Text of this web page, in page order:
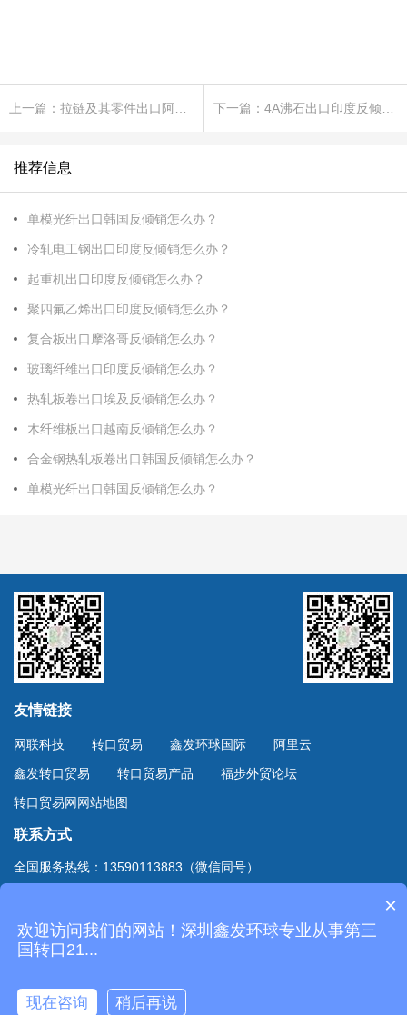
推荐信息
单模光纤出口韩国反倾销怎么办？
冷轧电工钢出口印度反倾销怎么办？
起重机出口印度反倾销怎么办？
聚四氟乙烯出口印度反倾销怎么办？
复合板出口摩洛哥反倾销怎么办？
玻璃纤维出口印度反倾销怎么办？
热轧板卷出口埃及反倾销怎么办？
木纤维板出口越南反倾销怎么办？
合金钢热轧板卷出口韩国反倾销怎么办？
单模光纤出口韩国反倾销怎么办？
友情链接
网联科技 转口贸易 鑫发环球国际
阿里云
鑫发转口贸易
转口贸易产品
福步外贸论坛
转口贸易网网站地图
联系方式
全国服务热线：13590113883（微信同号）
Copyright © 2020
深圳市鑫发环球国际货运有限公司
粤ICP备20061124号-2
×
欢迎访问我们的网站！深圳鑫发环球专业从事第三
国转口21...
现在咨询 稍后再说